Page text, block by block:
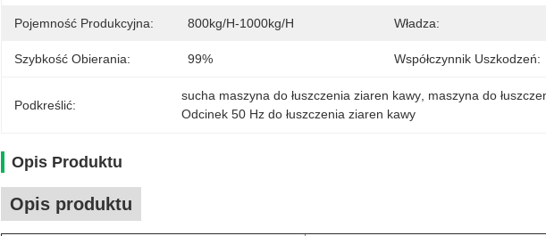
Pojemność Produkcyjna: 800kg/h-1000kg/h Władza:
Szybkość Obierania: 99% Współczynnik Uszkodzeń:
Podkreślić:
sucha maszyna do łuszczenia ziaren kawy maszyna do
Odcinek 50 Hz do łuszczenia ziaren kawy
Opis Produktu
Opis produktu